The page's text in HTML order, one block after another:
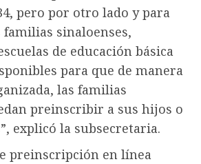
pero por otro lado y para
sinaloenses,
de educación básica
para que de manera
las familias
preinscribir a sus hijos o
explicó la subsecretaria.
preinscripción en línea